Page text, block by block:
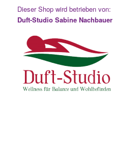
Dieser Shop wird betrieben von:
Duft-Studio Sabine Nachbauer